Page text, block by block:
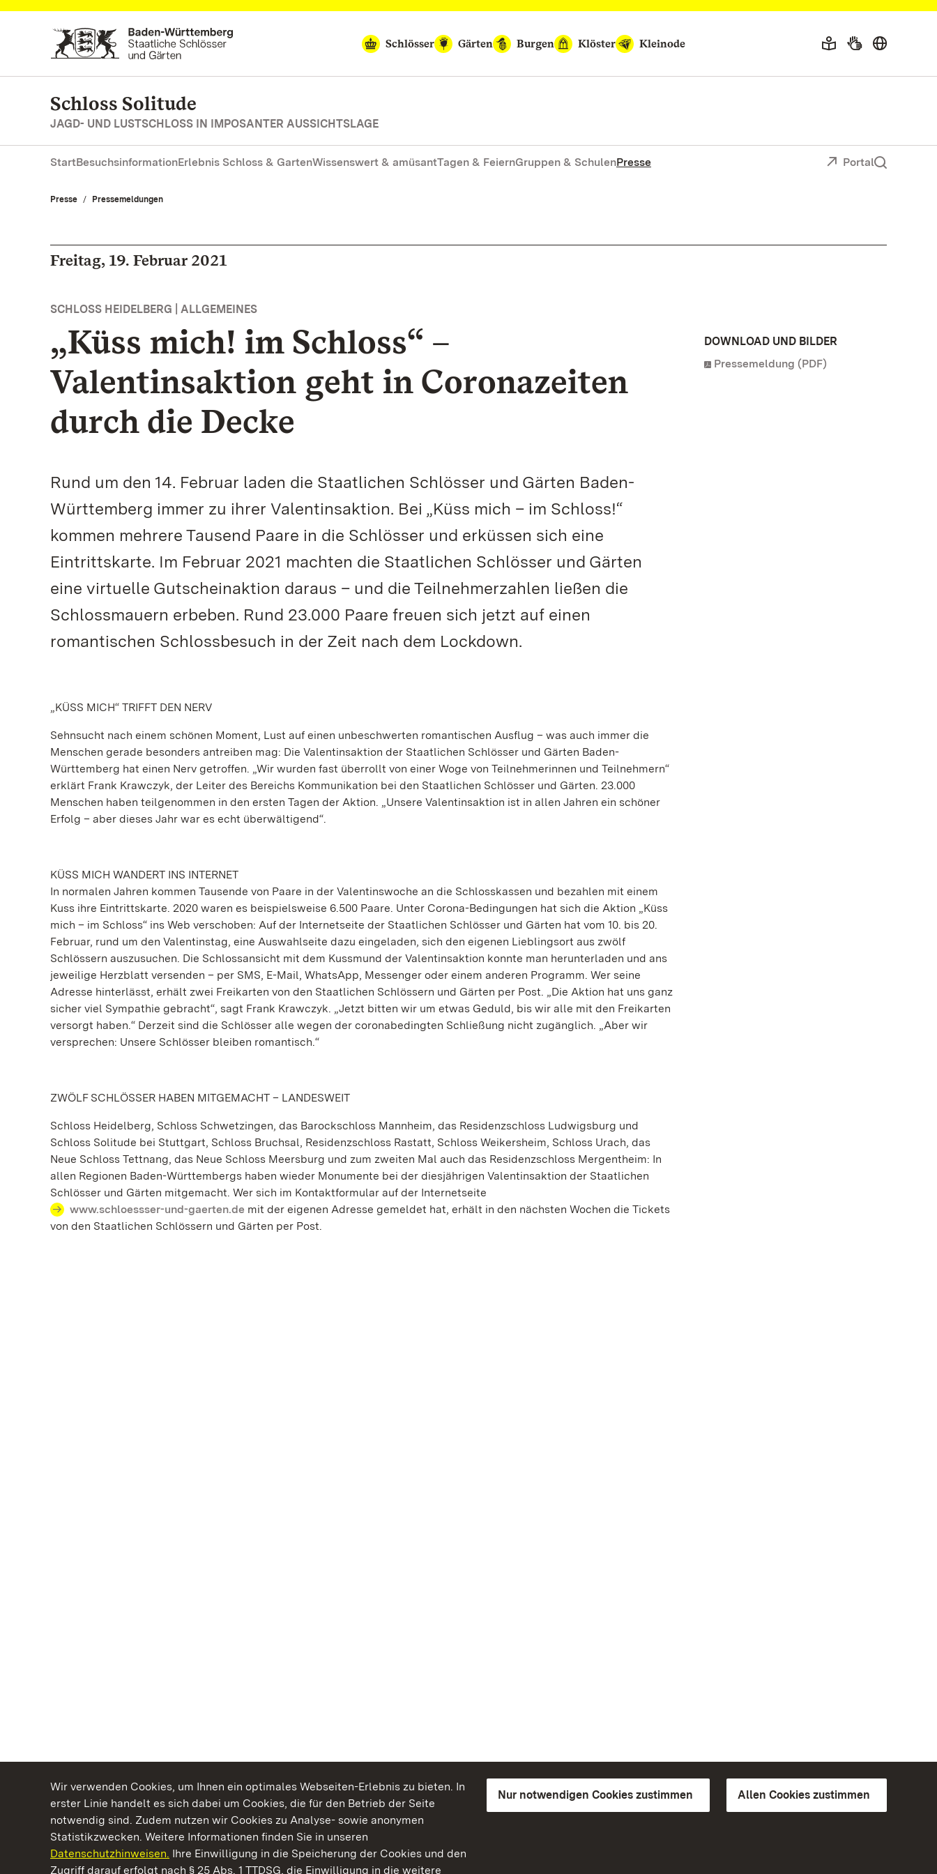
Wir verwenden Cookies, um Ihnen ein optimales Webseiten-Erlebnis zu bieten. In
erster Linie handelt es sich dabei um Cookies, die für den Betrieb der Seite
notwendig sind. Zudem nutzen wir Cookies zu Analyse- sowie anonymen
Statistikzwecken. Weitere Informationen finden Sie in unseren
Datenschutzhinweisen. Ihre Einwilligung in die Speicherung der Cookies und den
Zugriff darauf erfolgt nach § 25 Abs. 1 TTDSG, die Einwilligung in die weitere
Nur notwendigen Cookies zustimmen Allen Cookies zustimmen
Zum Hauptinhalt springen
Schlösser
Gärten Burgen Klöster Kleinode
Schloss Solitude
JAGD- UND LUSTSCHLOSS IN IMPOSANTER AUSSICHTSLAGE
StartBesuchsinformationErlebnis Schloss & GartenWissenswert & amüsantTagen & FeiernGruppen & SchulenPresse Portal
Presse Pressemeldungen
Freitag, 19. Februar 2021
SCHLOSS HEIDELBERG | ALLGEMEINES
„Küss mich! im Schloss“ –
Valentinsaktion geht in Coronazeiten
durch die Decke
Rund um den 14. Februar laden die Staatlichen Schlösser und Gärten Baden-
Württemberg immer zu ihrer Valentinsaktion. Bei „Küss mich – im Schloss!“
kommen mehrere Tausend Paare in die Schlösser und erküssen sich eine
Eintrittskarte. Im Februar 2021 machten die Staatlichen Schlösser und Gärten
eine virtuelle Gutscheinaktion daraus – und die Teilnehmerzahlen ließen die
Schlossmauern erbeben. Rund 23.000 Paare freuen sich jetzt auf einen
romantischen Schlossbesuch in der Zeit nach dem Lockdown.
„KÜSS MICH“ TRIFFT DEN NERV
Sehnsucht nach einem schönen Moment, Lust auf einen unbeschwerten romantischen Ausflug – was auch immer die
Menschen gerade besonders antreiben mag: Die Valentinsaktion der Staatlichen Schlösser und Gärten Baden-
Württemberg hat einen Nerv getroffen. „Wir wurden fast überrollt von einer Woge von Teilnehmerinnen und Teilnehmern“
erklärt Frank Krawczyk, der Leiter des Bereichs Kommunikation bei den Staatlichen Schlösser und Gärten. 23.000
Menschen haben teilgenommen in den ersten Tagen der Aktion. „Unsere Valentinsaktion ist in allen Jahren ein schöner
Erfolg – aber dieses Jahr war es echt überwältigend“.
KÜSS MICH WANDERT INS INTERNET
In normalen Jahren kommen Tausende von Paare in der Valentinswoche an die Schlosskassen und bezahlen mit einem
Kuss ihre Eintrittskarte. 2020 waren es beispielsweise 6.500 Paare. Unter Corona-Bedingungen hat sich die Aktion „Küss
mich – im Schloss“ ins Web verschoben: Auf der Internetseite der Staatlichen Schlösser und Gärten hat vom 10. bis 20.
Februar, rund um den Valentinstag, eine Auswahlseite dazu eingeladen, sich den eigenen Lieblingsort aus zwölf
Schlössern auszusuchen. Die Schlossansicht mit dem Kussmund der Valentinsaktion konnte man herunterladen und ans
jeweilige Herzblatt versenden – per SMS, E-Mail, WhatsApp, Messenger oder einem anderen Programm. Wer seine
Adresse hinterlässt, erhält zwei Freikarten von den Staatlichen Schlössern und Gärten per Post. „Die Aktion hat uns ganz
sicher viel Sympathie gebracht“, sagt Frank Krawczyk. „Jetzt bitten wir um etwas Geduld, bis wir alle mit den Freikarten
versorgt haben.“ Derzeit sind die Schlösser alle wegen der coronabedingten Schließung nicht zugänglich. „Aber wir
versprechen: Unsere Schlösser bleiben romantisch.“
ZWÖLF SCHLÖSSER HABEN MITGEMACHT – LANDESWEIT
Schloss Heidelberg, Schloss Schwetzingen, das Barockschloss Mannheim, das Residenzschloss Ludwigsburg und
Schloss Solitude bei Stuttgart, Schloss Bruchsal, Residenzschloss Rastatt, Schloss Weikersheim, Schloss Urach, das
Neue Schloss Tettnang, das Neue Schloss Meersburg und zum zweiten Mal auch das Residenzschloss Mergentheim: In
allen Regionen Baden-Württembergs haben wieder Monumente bei der diesjährigen Valentinsaktion der Staatlichen
Schlösser und Gärten mitgemacht. Wer sich im Kontaktformular auf der Internetseite
www.schloessser-und-gaerten.de mit der eigenen Adresse gemeldet hat, erhält in den nächsten Wochen die Tickets
von den Staatlichen Schlössern und Gärten per Post.
DOWNLOAD UND BILDER
Pressemeldung (PDF)
Kommen. Staunen. Genießen.